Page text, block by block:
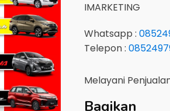
IMARKETING
Whatsapp :
Telepon :
Melayani
Bagikan